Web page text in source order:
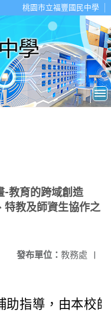
桃園市立福豐國民中學
-教育的跨域創造
特教及師資生協作之
發布單位： 教務處 |
助指導，由本校